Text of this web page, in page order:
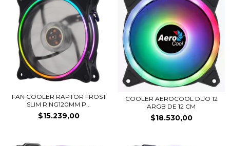
FAN COOLER RAPTOR FROST
SLIM RING120MM P...
$15.239,00
COOLER AEROCOOL DUO 12
ARGB DE 12 CM
$18.530,00